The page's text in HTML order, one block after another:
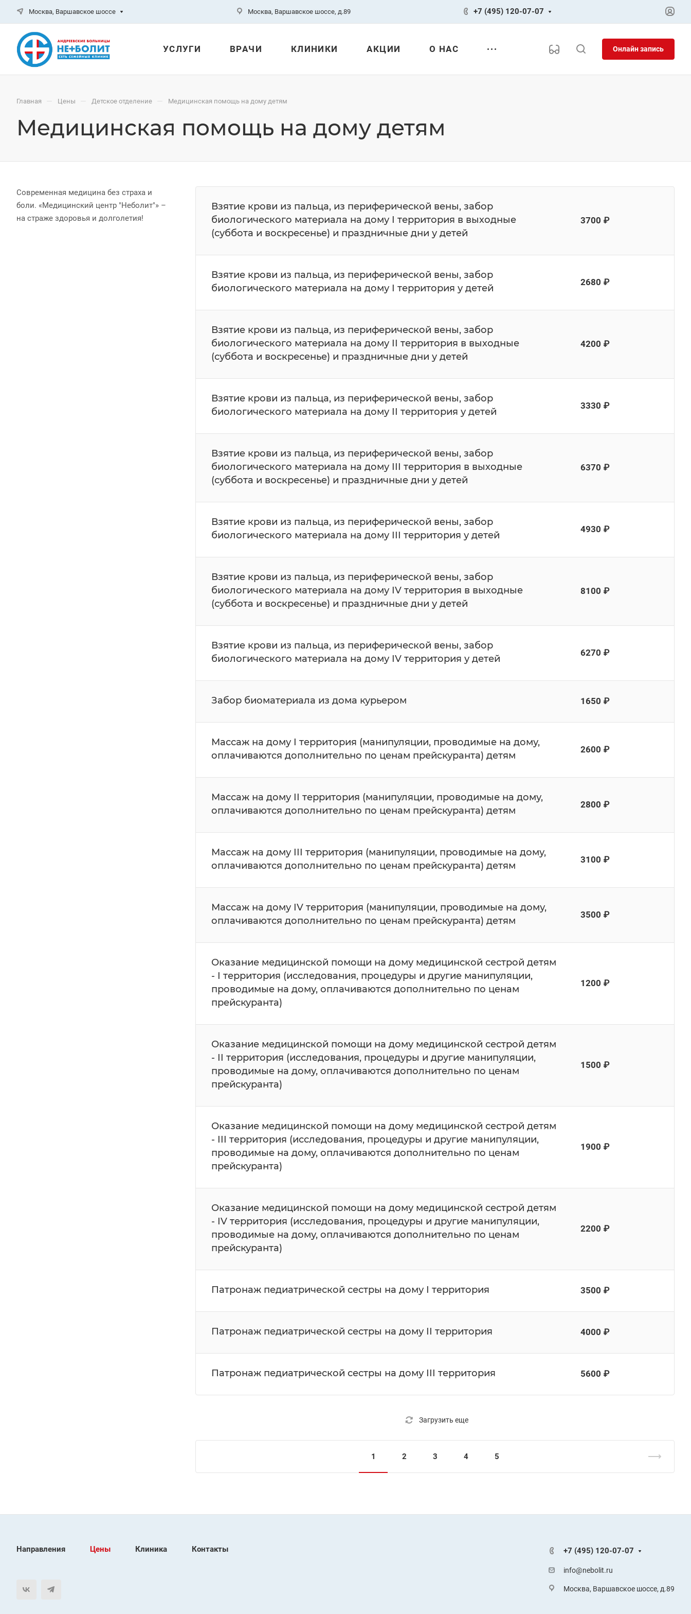
Москва, Варшавское шоссе Москва, Варшавское шоссе, д.89 +7 (495) 120-07-07
УСЛУГИ ВРАЧИ КЛИНИКИ АКЦИИ О НАС Онлайн запись
Главная — Цены — Детское отделение — Медицинская помощь на дому детям
Медицинская помощь на дому детям
Взятие крови из пальца, из периферической вены, забор
биологического материала на дому I территория в выходные
(суббота и воскресенье) и праздничные дни у детей
3700 ₽
Взятие крови из пальца, из периферической вены, забор
биологического материала на дому I территория у детей
2680 ₽
Взятие крови из пальца, из периферической вены, забор
биологического материала на дому II территория в выходные
(суббота и воскресенье) и праздничные дни у детей
4200 ₽
Взятие крови из пальца, из периферической вены, забор
биологического материала на дому II территория у детей
3330 ₽
Взятие крови из пальца, из периферической вены, забор
биологического материала на дому III территория в выходные
(суббота и воскресенье) и праздничные дни у детей
6370 ₽
Взятие крови из пальца, из периферической вены, забор
биологического материала на дому III территория у детей
4930 ₽
Взятие крови из пальца, из периферической вены, забор
биологического материала на дому IV территория в выходные
(суббота и воскресенье) и праздничные дни у детей
8100 ₽
Взятие крови из пальца, из периферической вены, забор
биологического материала на дому IV территория у детей
6270 ₽
Забор биоматериала из дома курьером 1650 ₽
Массаж на дому I территория (манипуляции, проводимые на дому,
оплачиваются дополнительно по ценам прейскуранта) детям
2600 ₽
Массаж на дому II территория (манипуляции, проводимые на дому,
оплачиваются дополнительно по ценам прейскуранта) детям
2800 ₽
Массаж на дому III территория (манипуляции, проводимые на дому,
оплачиваются дополнительно по ценам прейскуранта) детям
3100 ₽
Массаж на дому IV территория (манипуляции, проводимые на дому,
оплачиваются дополнительно по ценам прейскуранта) детям
3500 ₽
Оказание медицинской помощи на дому медицинской сестрой детям
- I территория (исследования, процедуры и другие манипуляции,
проводимые на дому, оплачиваются дополнительно по ценам
прейскуранта)
1200 ₽
Оказание медицинской помощи на дому медицинской сестрой детям
- II территория (исследования, процедуры и другие манипуляции,
проводимые на дому, оплачиваются дополнительно по ценам
прейскуранта)
1500 ₽
Оказание медицинской помощи на дому медицинской сестрой детям
- III территория (исследования, процедуры и другие манипуляции,
проводимые на дому, оплачиваются дополнительно по ценам
прейскуранта)
1900 ₽
Оказание медицинской помощи на дому медицинской сестрой детям
- IV территория (исследования, процедуры и другие манипуляции,
проводимые на дому, оплачиваются дополнительно по ценам
прейскуранта)
2200 ₽
Патронаж педиатрической сестры на дому I территория 3500 ₽
Патронаж педиатрической сестры на дому II территория 4000 ₽
Патронаж педиатрической сестры на дому III территория 5600 ₽
Загрузить еще
1 2 3 4 5
Современная медицина без страха и
боли. «Медицинский центр "Неболит"» –
на страже здоровья и долголетия!
Направления Цены Клиника Контакты +7 (495) 120-07-07
info@nebolit.ru
Москва, Варшавское шоссе, д.89